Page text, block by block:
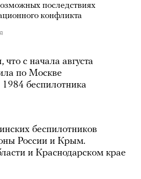
последствиях
конфликта
с начала августа
по Москве
беспилотника
беспилотников
России и Крым.
и Краснодарском крае